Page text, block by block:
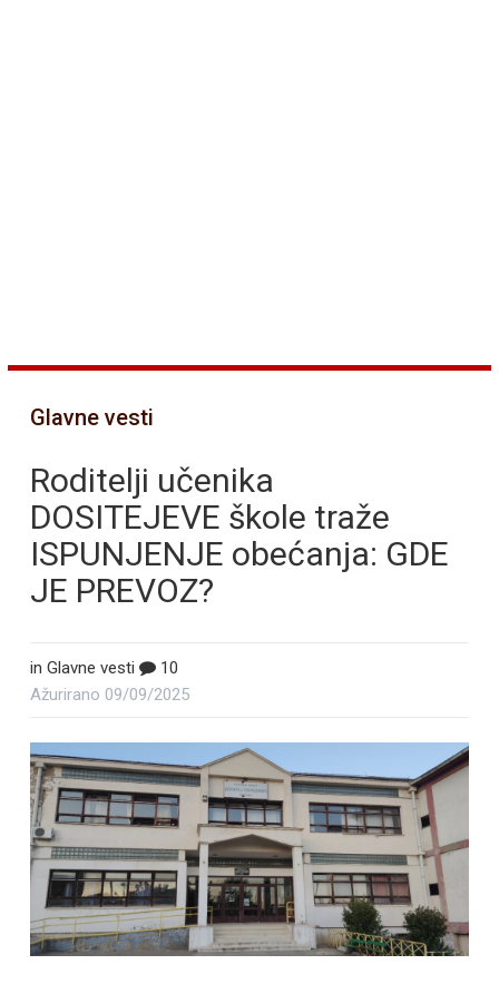
Glavne vesti
Roditelji učenika
DOSITEJEVE škole traže
ISPUNJENJE obećanja: GDE
JE PREVOZ?
in Glavne vesti
10
Ažurirano 09/09/2025